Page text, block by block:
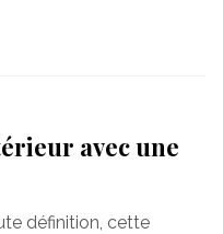
avec une
définition, cette